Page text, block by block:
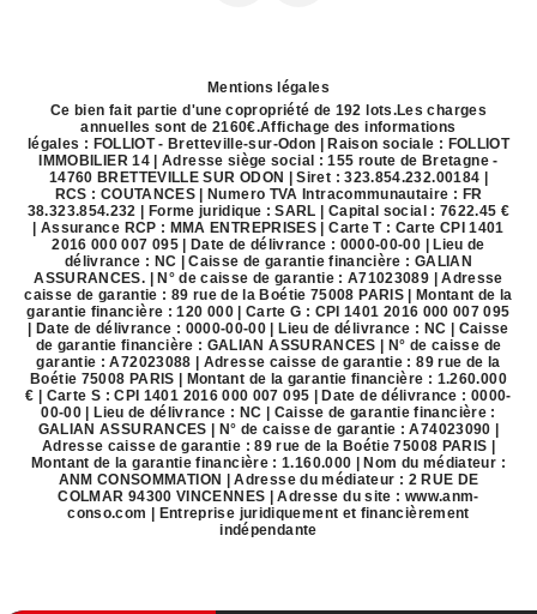
Mentions légales
Ce bien fait partie d'une copropriété de 192 lots.Les charges
annuelles sont de 2160€.Affichage des informations
légales : FOLLIOT - Bretteville-sur-Odon | Raison sociale : FOLLIOT
IMMOBILIER 14 | Adresse siège social : 155 route de Bretagne -
14760 BRETTEVILLE SUR ODON | Siret : 323.854.232.00184 |
RCS : COUTANCES | Numero TVA Intracommunautaire : FR
38.323.854.232 | Forme juridique : SARL | Capital social : 7622.45 €
| Assurance RCP : MMA ENTREPRISES |Carte T : Carte CPI 1401
2016 000 007 095 | Date de délivrance : 0000-00-00 | Lieu de
délivrance : NC | Caisse de garantie financière : GALIAN
ASSURANCES. | N° de caisse de garantie : A71023089 | Adresse
caisse de garantie : 89 rue de la Boétie 75008 PARIS | Montant de la
garantie financière : 120 000 | Carte G : CPI 1401 2016 000 007 095
| Date de délivrance : 0000-00-00 | Lieu de délivrance : NC | Caisse
de garantie financière : GALIAN ASSURANCES | N° de caisse de
garantie : A72023088 | Adresse caisse de garantie : 89 rue de la
Boétie 75008 PARIS | Montant de la garantie financière : 1.260.000
€ | Carte S : CPI 1401 2016 000 007 095 | Date de délivrance : 0000-
00-00 | Lieu de délivrance : NC | Caisse de garantie financière :
GALIAN ASSURANCES | N° de caisse de garantie : A74023090 |
Adresse caisse de garantie : 89 rue de la Boétie 75008 PARIS |
Montant de la garantie financière : 1.160.000 | Nom du médiateur :
ANM CONSOMMATION | Adresse du médiateur : 2 RUE DE
COLMAR 94300 VINCENNES | Adresse du site : www.anm-
conso.com
Entreprise juridiquement et financièrement
indépendante